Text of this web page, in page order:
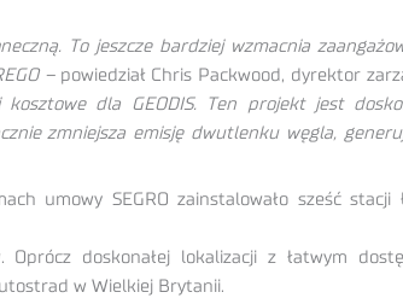
To jeszcze bardziej wzmacnia
–powiedział Chris Packwood, dyrektor
dla GEODIS. Ten projekt jest
zmniejsza emisję dwutlenku węgla,
umowy SEGRO zainstalowało sześć stacji
doskonałej lokalizacji z łatwym
w Wielkiej Brytanii.